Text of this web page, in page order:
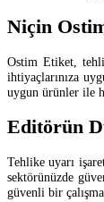
Niçin
Ostim Etiket,
ihtiyaçlarınıza
uygun ürünler ile
Editörün
Tehlike uyarı
sektörünüzde
güvenli bir